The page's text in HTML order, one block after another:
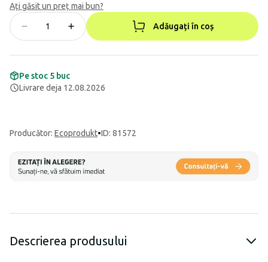
Ați găsit un preț mai bun?
Adăugați în coș
Pe stoc 5 buc
Livrare deja 12.08.2026
Producător: Ecoprodukt•ID: 81572
Descrierea produsului